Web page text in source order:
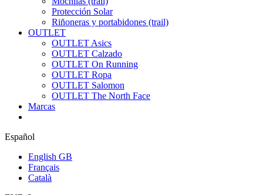
Protección Solar
Riñoneras y portabidones (trail)
OUTLET
OUTLET Asics
OUTLET Calzado
OUTLET On Running
OUTLET Ropa
OUTLET Salomon
OUTLET The North Face
Marcas
Español
English GB
Français
Català